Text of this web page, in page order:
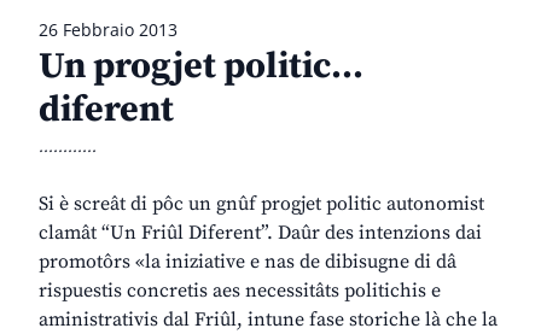
26 Febbraio 2013
Un progjet politic…
diferent
............
Si è screât di pôc un gnûf progjet politic autonomist
clamât “Un Friûl Diferent”. Daûr des intenzions dai
promotôrs «la iniziative e nas de dibisugne di dâ
rispuestis concretis aes necessitâts politichis e
aministrativis dal Friûl, intune fase storiche là che la